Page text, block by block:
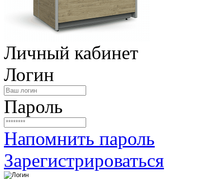
Личный кабинет
Логин
Пароль
Напомнить пароль
Зарегистрироваться